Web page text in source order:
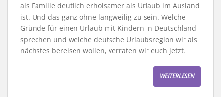
als Familie deutlich erholsamer als Urlaub im Ausland
ist. Und das ganz ohne langweilig zu sein. Welche
Gründe für einen Urlaub mit Kindern in Deutschland
sprechen und welche deutsche Urlaubsregion wir als
nächstes bereisen wollen, verraten wir euch jetzt.
WEITERLESEN